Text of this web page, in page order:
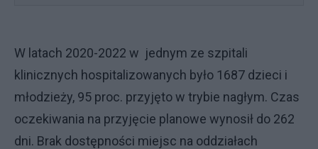
W latach 2020-2022 w jednym ze szpitali
klinicznych hospitalizowanych było 1687 dzieci i
młodzieży, 95 proc. przyjęto w trybie nagłym. Czas
oczekiwania na przyjęcie planowe wynosił do 262
dni. Brak dostępności miejsc na oddziałach